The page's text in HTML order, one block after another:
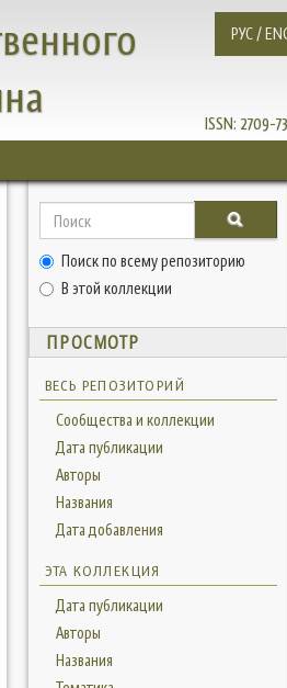
ISSN: 2709-
РУС /
Поиск по всему репозиторию
В этой коллекции
ПРОСМОТР
ВЕСЬ РЕПОЗИТОРИЙ
Сообщества и коллекции
Дата публикации
Авторы
Названия
Дата добавления
ЭТА КОЛЛЕКЦИЯ
Дата публикации
Авторы
Названия